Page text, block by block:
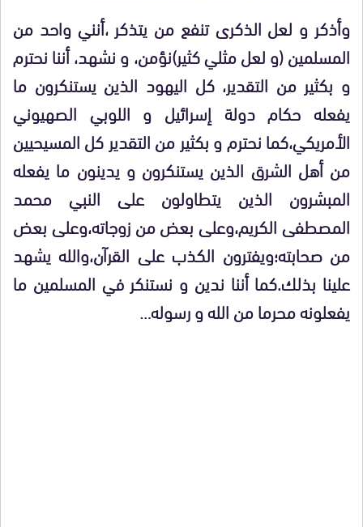
وأذكر و لعل الذكرى تنفع من يتذكر ،أنني واحد من
المسلمين (و لعل مثلي كثير)نؤمن، و نشهد، أننا نحترم
و بكثير من التقدير، كل اليهود الذين يستنكرون ما
يفعله حكام دولة إسرائيل و اللوبي الصهيوني
الأمريكي،كما نحترم و بكثير من التقدير كل المسيحيين
من أهل الشرق الذين يستنكرون و يدينون ما يفعله
المبشرون الذين يتطاولون على النبي محمد
المصطفى الكريم،وعلى بعض من زوجاته،وعلى بعض
من صحابته؛ويفترون الكذب على القرآن،والله يشهد
علينا بذلك.كما أننا ندين و نستنكر في المسلمين ما
يفعلونه محرما من الله و رسوله…